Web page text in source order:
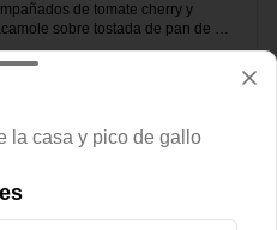
de tomate cherry y
sobre tostada de pan de
madre.
de gallo
la casa y pico de gallo